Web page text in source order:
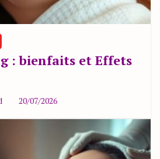
: bienfaits et Effets
20/07/2026